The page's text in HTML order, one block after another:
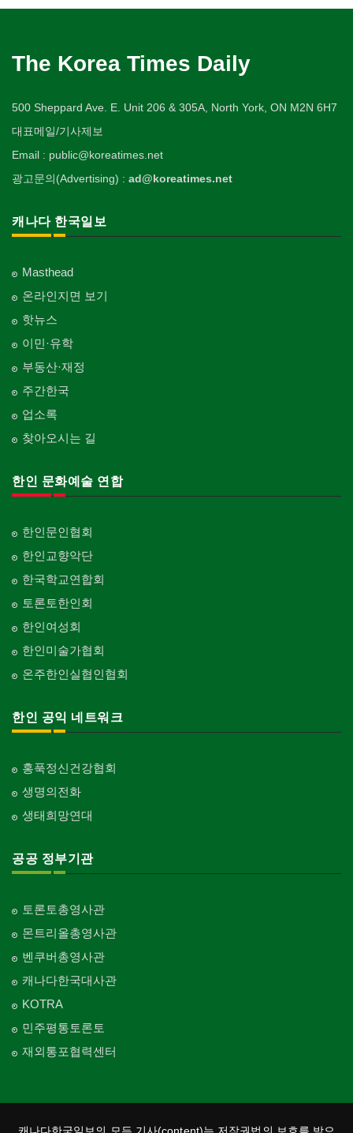
The Korea Times Daily
500 Sheppard Ave. E. Unit 206 & 305A, North York, ON M2N 6H7
대표메일/기사제보
Email : public@koreatimes.net
광고문의(Advertising) : ad@koreatimes.net
캐나다 한국일보
Masthead
온라인지면 보기
핫뉴스
이민·유학
부동산·재정
주간한국
업소록
찾아오시는 길
한인 문화예술 연합
한인문인협회
한인교향악단
한국학교연합회
토론토한인회
한인여성회
한인미술가협회
온주한인실협인협회
한인 공익 네트워크
홍푹정신건강협회
생명의전화
생태희망연대
공공 정부기관
토론토총영사관
몬트리올총영사관
벤쿠버총영사관
캐나다한국대사관
KOTRA
민주평통토론토
재외통포협력센터